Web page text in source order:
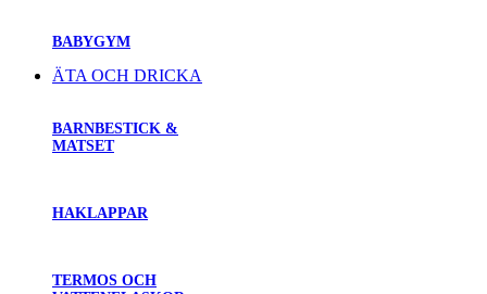
BABYGYM
ÄTA OCH DRICKA
BARNBESTICK &
MATSET
HAKLAPPAR
TERMOS OCH